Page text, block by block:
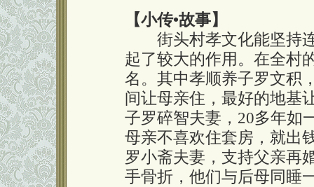
【小传•故事】
街头村孝文化能坚持连
起了较大的作用。在全村
名。其中孝顺养子罗文积
间让母亲住，最好的地基
子罗碎智夫妻，20多年如
母亲不喜欢住套房，就出
罗小斋夫妻，支持父亲再
手骨折，他们与后母同睡